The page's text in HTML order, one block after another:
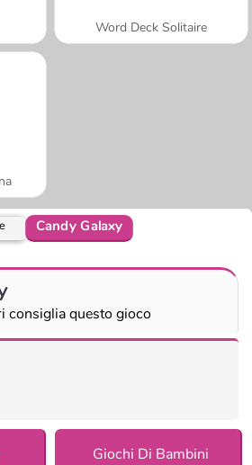
Word Deck Solitaire
Candy Galaxy
consiglia questo gioco
Giochi Di Bambini